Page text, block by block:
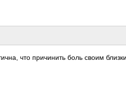
что прич­инить боль своим